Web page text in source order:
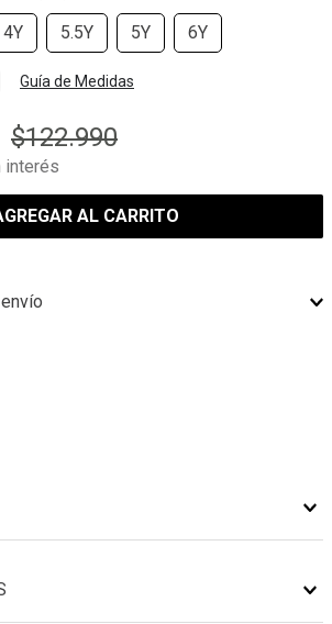
4Y 5.5Y 5Y 6Y
Guía de Medidas
$122.990
interés
AL CARRITO